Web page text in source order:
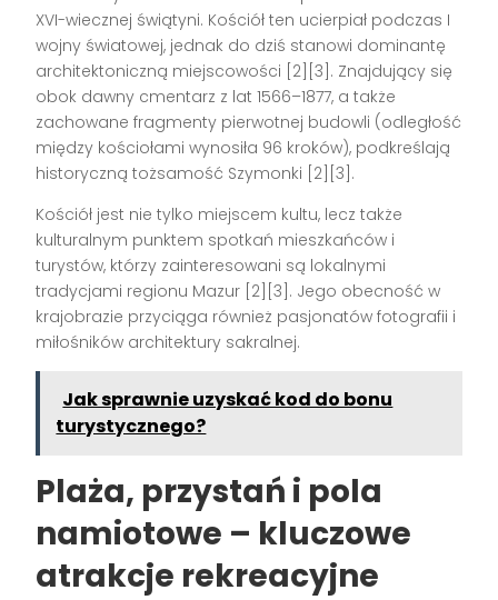
XVI-wiecznej świątyni. Kościół ten ucierpiał podczas I
wojny światowej, jednak do dziś stanowi dominantę
architektoniczną miejscowości [2][3]. Znajdujący się
obok dawny cmentarz z lat 1566–1877, a także
zachowane fragmenty pierwotnej budowli (odległość
między kościołami wynosiła 96 kroków), podkreślają
historyczną tożsamość Szymonki [2][3].
Kościół jest nie tylko miejscem kultu, lecz także
kulturalnym punktem spotkań mieszkańców i
turystów, którzy zainteresowani są lokalnymi
tradycjami regionu Mazur [2][3]. Jego obecność w
krajobrazie przyciąga również pasjonatów fotografii i
miłośników architektury sakralnej.
Jak sprawnie uzyskać kod do bonu
turystycznego?
Plaża, przystań i pola
namiotowe – kluczowe
atrakcje rekreacyjne